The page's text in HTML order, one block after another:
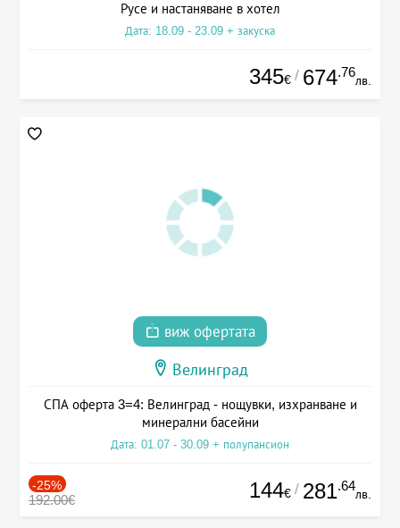
Русе и настаняване в хотел
Дата: 18.09 - 23.09 + закуска
345€ / 674.76
лв.
виж офертата
Велинград
СПА оферта 3=4: Велинград - нощувки, изхранване и
минерални басейни
Дата: 01.07 - 30.09 + полупансион
-25%
192.00€ 144€ / 281.64
лв.